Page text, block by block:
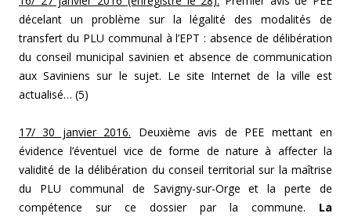
décelant un problème sur la légalité des modalités de
transfert du PLU communal à l’EPT : absence de délibération
du conseil municipal savinien et absence de communication
aux Saviniens sur le sujet. Le site Internet de la ville est
actualisé… (5)
17/ 30 janvier 2016. Deuxième avis de PEE mettant en
évidence l’éventuel vice de forme de nature à affecter la
validité de la délibération du conseil territorial sur la maîtrise
du PLU communal de Savigny-sur-Orge et la perte de
compétence sur ce dossier par la commune. La